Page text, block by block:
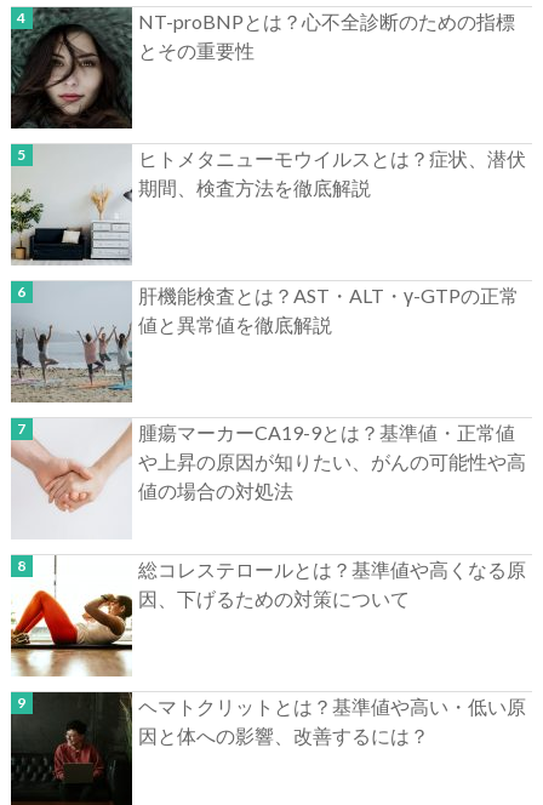
NT-proBNPとは？心不全診断のための指標
とその重要性
ヒトメタニューモウイルスとは？症状、潜伏
期間、検査方法を徹底解説
肝機能検査とは？AST・ALT・γ-GTPの正常
値と異常値を徹底解説
腫瘍マーカーCA19-9とは？基準値・正常値
や上昇の原因が知りたい、がんの可能性や高
値の場合の対処法
総コレステロールとは？基準値や高くなる原
因、下げるための対策について
ヘマトクリットとは？基準値や高い・低い原
因と体への影響、改善するには？